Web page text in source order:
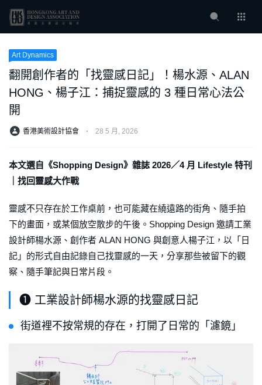
Art Dynamics
翻開創作者的「找靈感日記」！楊水源、ALAN
HONG、楊子江：捕捉靈感的 3 種日常心法公
開
香港美術設計協會 ⋅ 28 5 月, 2026
本文選自《Shopping Design》雜誌 2026／4 月 Lifestyle 特刊
｜找回靈感大作戰
靈感不只存在於工作桌前，也可能藏在繞遠路的街角、隨手拍
下的畫面，或某個放空散步的午後。Shopping Design 邀請工業
設計師楊水源、創作者 ALAN HONG 與創意人楊子江，以「日
記」的形式自由記錄自己找靈感的一天，分享那些被留下的觀
察、隨手筆記與日常片段。
❶ 工業設計師楊水源的找靈感日記
街道裡不按常規的存在，打開了日常的「濾鏡」